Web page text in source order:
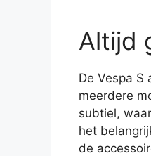
Altijd
De Vespa S
meerdere
subtiel,
het
de